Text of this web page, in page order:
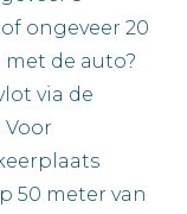
ongeveer 20
de auto?
via de
Voor
50 meter van